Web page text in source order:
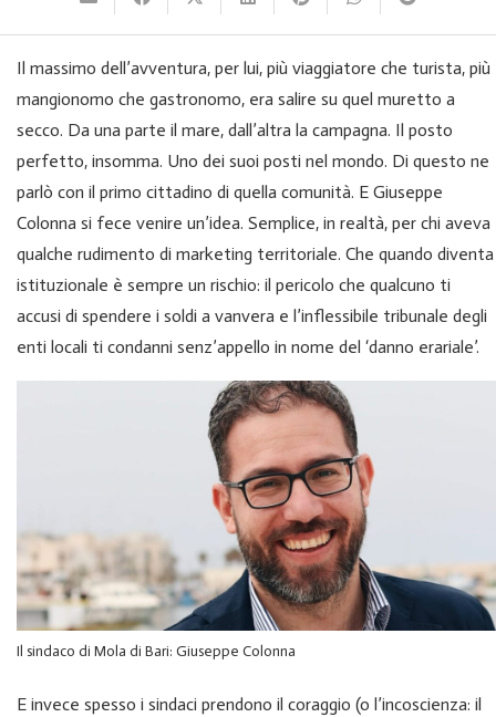
Il massimo dell’avventura, per lui, più viaggiatore che turista, più
mangionomo che gastronomo, era salire su quel muretto a
secco. Da una parte il mare, dall’altra la campagna. Il posto
perfetto, insomma. Uno dei suoi posti nel mondo. Di questo ne
parlò con il primo cittadino di quella comunità. E Giuseppe
Colonna si fece venire un’idea. Semplice, in realtà, per chi aveva
qualche rudimento di marketing territoriale. Che quando diventa
istituzionale è sempre un rischio: il pericolo che qualcuno ti
accusi di spendere i soldi a vanvera e l’inflessibile tribunale degli
enti locali ti condanni senz’appello in nome del ‘danno erariale’.
Il sindaco di Mola di Bari: Giuseppe Colonna
E invece spesso i sindaci prendono il coraggio (o l’incoscienza: il